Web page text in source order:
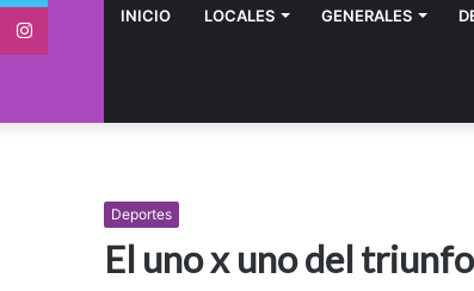
INICIO LOCALES GENERALES
Deportes
El uno x uno del